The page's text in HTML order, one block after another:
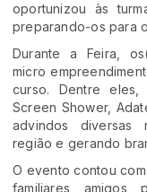
oportunizou às
preparando-os para
Durante a Feira,
micro
curso. Dentre eles,
Screen Shower,
advindos diversas
região e gerando
O evento contou
familiares, amigos,